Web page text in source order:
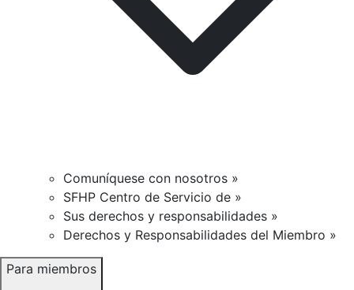
Comuníquese con nosotros »
SFHP Centro de Servicio de »
Sus derechos y responsabilidades »
Derechos y Responsabilidades del Miembro »
Para miembros